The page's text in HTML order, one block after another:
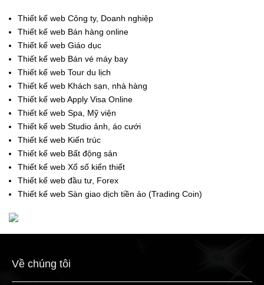
Thiết kế web Công ty, Doanh nghiệp
Thiết kế web Bán hàng online
Thiết kế web Giáo dục
Thiết kế web Bán vé máy bay
Thiết kế web Tour du lịch
Thiết kế web Khách sạn, nhà hàng
Thiết kế web Apply Visa Online
Thiết kế web Spa, Mỹ viện
Thiết kế web Studio ảnh, áo cưới
Thiết kế web Kiến trúc
Thiết kế web Bất động sản
Thiết kế web Xổ số kiến thiết
Thiết kế web đầu tư, Forex
Thiết kế web Sàn giao dịch tiền ảo (Trading Coin)
Về chúng tôi